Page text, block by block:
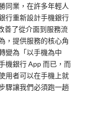
同業，在許多年輕人
行重新設計手機銀行
善了從介面到服務流
，提供服務的核心角
變為「以手機為中
機銀行 App 而已，而
用者可以在手機上就
驟讓我們必須跑一趟